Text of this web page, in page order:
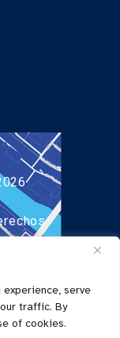
serve
traffic. By
of cookies.